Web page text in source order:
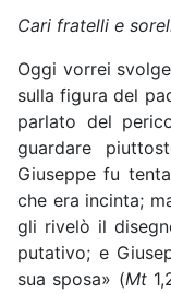
Cari fratelli e
Oggi vorrei
sulla figura del
parlato del
guardare
Giuseppe fu
che era incinta;
gli rivelò il
putativo; e
sua sposa» (Mt